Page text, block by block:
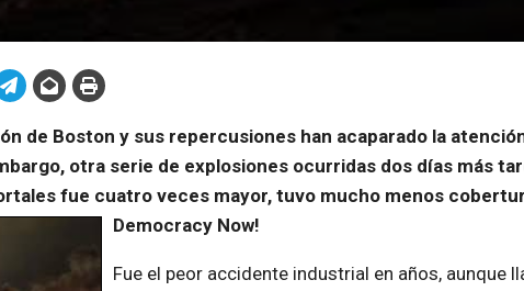
de Boston y sus repercusiones han acaparado la
otra serie de explosiones ocurridas dos días más
fue cuatro veces mayor, tuvo mucho menos
Democracy Now!
Fue el peor accidente industrial en años, aunque